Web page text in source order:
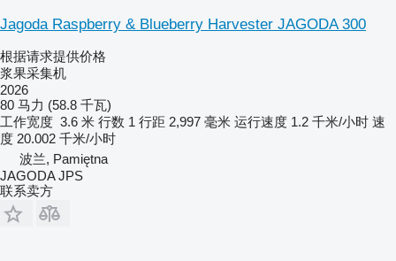
Jagoda Raspberry & Blueberry Harvester JAGODA 300
根据请求提供价格
浆果采集机
2026
80 马力 (58.8 千瓦)
工作宽度 3.6 米 行数 1 行距 2,997 毫米 运行速度 1.2 千米/小时 速
度 20.002 千米/小时
波兰, Pamiętna
JAGODA JPS
联系卖方